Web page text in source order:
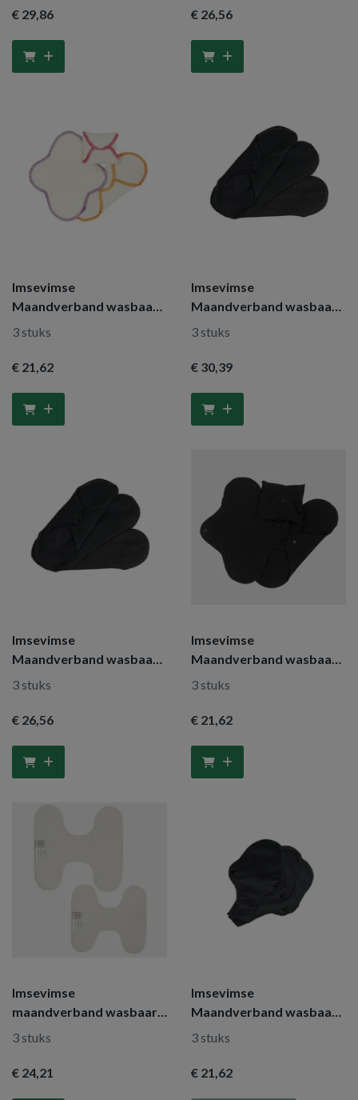
€ 29,86 € 26,56
Imsevimse
Maandverband wasbaar
naturel mini
3 stuks
€ 21,62
Imsevimse
Maandverband wasbaar
zwart nacht
3 stuks
€ 30,39
Imsevimse
Maandverband wasbaar
zwart dag
3 stuks
€ 26,56
Imsevimse
Maandverband wasbaar
zwart mini
3 stuks
€ 21,62
Imsevimse
maandverband wasbaar
zonder sluiting naturel
3 stuks
€ 24,21
Imsevimse
Maandverband wasbaar
zwart string
3 stuks
€ 21,62